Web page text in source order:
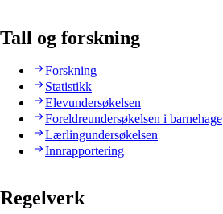
Tall og forskning
Forskning
Statistikk
Elevundersøkelsen
Foreldreundersøkelsen i barnehage
Lærlingundersøkelsen
Innrapportering
Regelverk